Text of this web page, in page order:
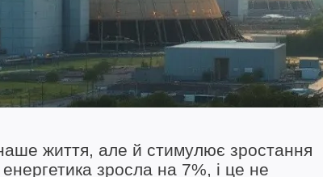
наше життя, але й стимулює зростання
зросла на 7%, і це не